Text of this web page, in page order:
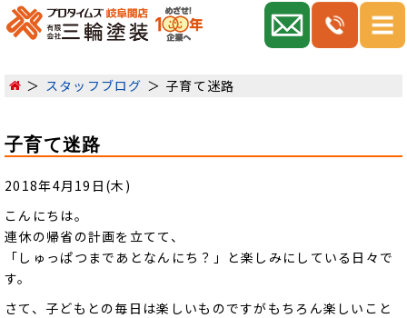
スタッフブログ 子育て迷路
子育て迷路
2018年4月19日(木)
こんにちは。
連休の帰省の計画を立てて、
「しゅっぱつまであとなんにち？」と楽しみにしている日々で
す。
さて、子どもとの毎日は楽しいものですがもちろん楽しいこと